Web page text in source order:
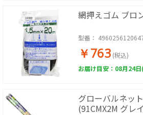
網押えゴム ブロ
型番：
￥763 (税込)
お届け目安：08月24
グローバルネッ
(91CMX2M グレ